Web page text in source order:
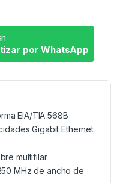
por WhatsApp
EIA/TIA 568B
Gigabit Ethernet
multifilar
MHz de ancho de